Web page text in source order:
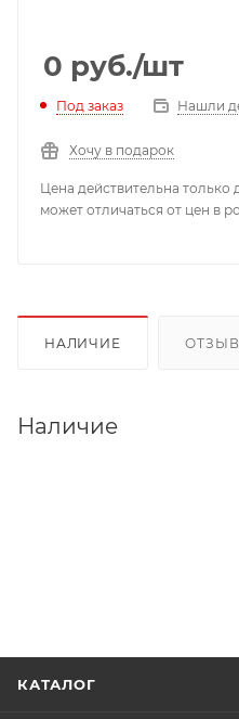
0 руб./шт
Под заказ Нашли
Хочу в подарок
Цена действительна только
может отличаться от цен в
НАЛИЧИЕ
Наличие
КАТАЛОГ